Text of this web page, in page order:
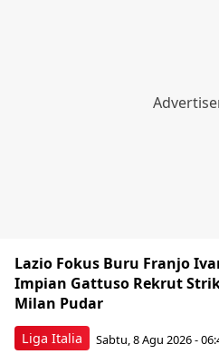
Liga Italia
Lazio Fokus Buru Franjo
Impian Gattuso Rekrut
Milan Pudar
Sabtu, 8 Agu 2026 -